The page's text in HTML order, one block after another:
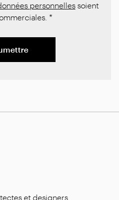
personnelles soient
*
et designers